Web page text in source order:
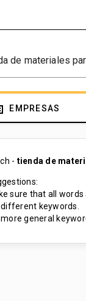
EMPRESAS
- tienda de
sure that all words
keywords.
general